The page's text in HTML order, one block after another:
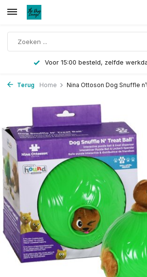
Voor 15:00 besteld, zelfde
Terug Home Nina Ottoson Dog Snuffle